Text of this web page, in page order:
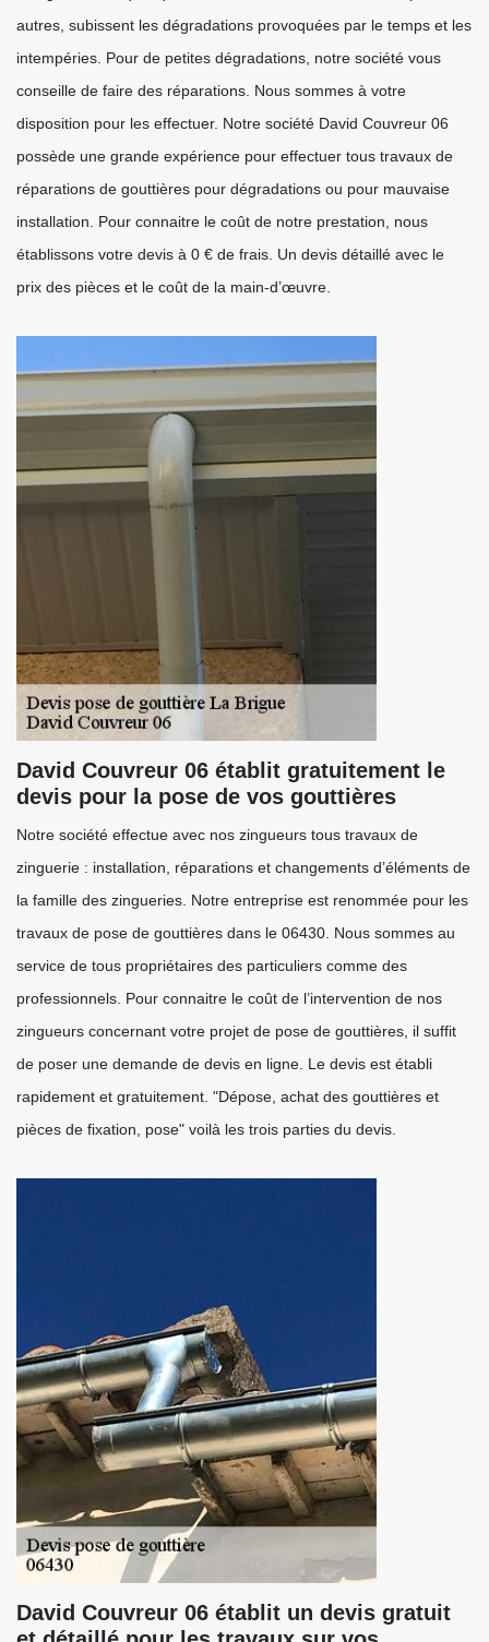
autres, subissent les dégradations provoquées par le temps et les
intempéries. Pour de petites dégradations, notre société vous
conseille de faire des réparations. Nous sommes à votre
disposition pour les effectuer. Notre société David Couvreur 06
possède une grande expérience pour effectuer tous travaux de
réparations de gouttières pour dégradations ou pour mauvaise
installation. Pour connaitre le coût de notre prestation, nous
établissons votre devis à 0 € de frais. Un devis détaillé avec le
prix des pièces et le coût de la main-d’œuvre.
David Couvreur 06 établit gratuitement le
devis pour la pose de vos gouttières
Notre société effectue avec nos zingueurs tous travaux de
zinguerie : installation, réparations et changements d’éléments de
la famille des zingueries. Notre entreprise est renommée pour les
travaux de pose de gouttières dans le 06430. Nous sommes au
service de tous propriétaires des particuliers comme des
professionnels. Pour connaitre le coût de l’intervention de nos
zingueurs concernant votre projet de pose de gouttières, il suffit
de poser une demande de devis en ligne. Le devis est établi
rapidement et gratuitement. "Dépose, achat des gouttières et
pièces de fixation, pose" voilà les trois parties du devis.
David Couvreur 06 établit un devis gratuit